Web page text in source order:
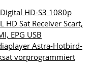
HD-S3 1080p
HD Sat Receiver Scart,
EPG USB
Astra-Hotbird-
vorprogrammiert